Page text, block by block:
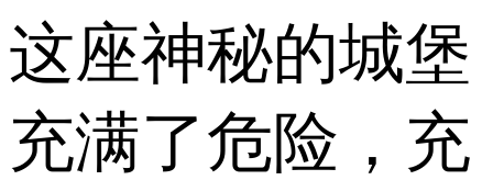
这座神秘的城堡
充满了危险，充